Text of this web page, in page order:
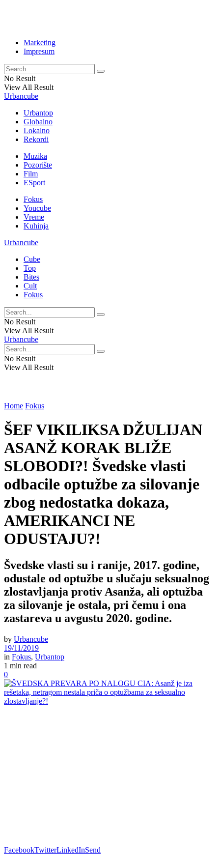
Marketing
Impresum
No Result
View All Result
Urbancube
Urbantop
Globalno
Lokalno
Rekordi
Muzika
Pozorište
Film
ESport
Fokus
Youcube
Vreme
Kuhinja
Urbancube
Cube
Top
Bites
Cult
Fokus
No Result
View All Result
Urbancube
No Result
View All Result
Home Fokus
ŠEF VIKILIKSA DŽULIJAN
ASANŽ KORAK BLIŽE
SLOBODI?! Švedske vlasti
odbacile optužbe za silovanje
zbog nedostatka dokaza,
AMERIKANCI NE
ODUSTAJU?!
Švedske vlasti su i ranije, 2017. godine,
odustale od optužbe u slučaju seksualnog
zlostavljanja protiv Asanža, ali optužba
za silovanje je ostala, pri čemu i ona
zastareva u avgustu 2020. godine.
by Urbancube
19/11/2019
in Fokus, Urbantop
1 min read
0
FacebookTwitterLinkedInSend